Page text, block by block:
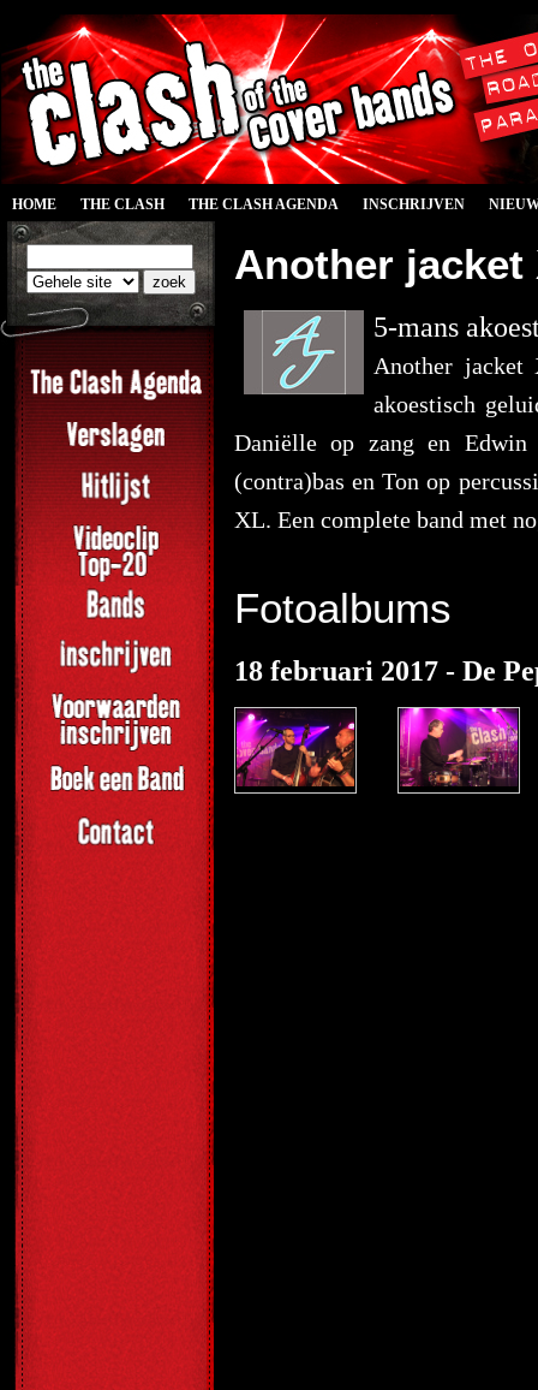
HOME THE CLASH THE CLASH AGENDA INSCHRIJVEN
Another jacket
5-mans
Another jacket
akoestisch
Daniëlle op zang en
(contra)bas en Ton op
XL. Een complete band met
Fotoalbums
18 februari 2017 - De